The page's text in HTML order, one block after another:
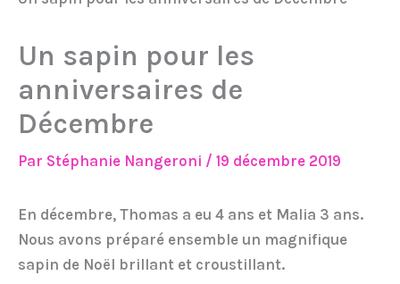
Un sapin pour les
anniversaires de
Décembre
Par Stéphanie Nangeroni / 19 décembre 2019
En décembre, Thomas a eu 4 ans et Malia 3 ans.
Nous avons préparé ensemble un magnifique
sapin de Noël brillant et croustillant.